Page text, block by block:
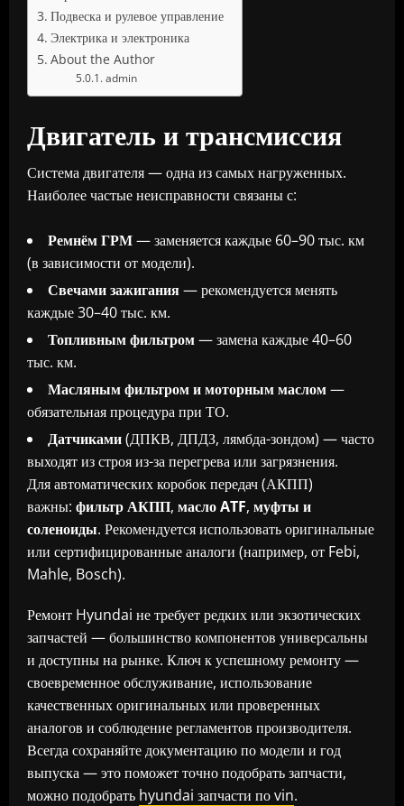
Подвеска и рулевое управление
Электрика и электроника
About the Author
admin
Двигатель и трансмиссия
Система двигателя — одна из самых нагруженных.
Наиболее частые неисправности связаны с:
Ремнём ГРМ— заменяется каждые 60–90 тыс. км
(в зависимости от модели).
Свечами зажигания— рекомендуется менять
каждые 30–40 тыс. км.
Топливным фильтром— замена каждые 40–60
тыс. км.
Масляным фильтром и моторным маслом—
обязательная процедура при ТО.
Датчиками(ДПКВ, ДПДЗ, лямбда-зондом) — часто
выходят из строя из-за перегрева или загрязнения.
Для автоматических коробок передач (АКПП)
важны: фильтр АКПП, масло ATF, муфты и
соленоиды. Рекомендуется использовать оригинальные
или сертифицированные аналоги (например, от Febi,
Mahle, Bosch).
Ремонт Hyundai не требует редких или экзотических
запчастей — большинство компонентов универсальны
и доступны на рынке. Ключ к успешному ремонту —
своевременное обслуживание, использование
качественных оригинальных или проверенных
аналогов и соблюдение регламентов производителя.
Всегда сохраняйте документацию по модели и год
выпуска — это поможет точно подобрать запчасти,
можно подобрать hyundai запчасти по vin.